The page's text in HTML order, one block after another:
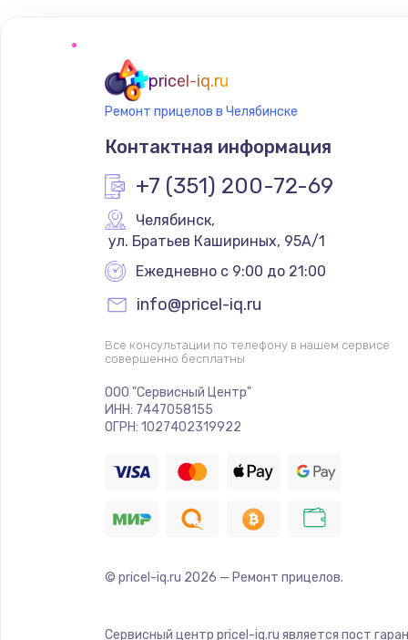
pricel-iq.ru
Ремонт прицелов в Челябинске
Контактная информация
+7 (351) 200-72-69
Челябинск,
ул. Братьев Кашириных, 95А/1
Ежедневно с 9:00 до 21:00
info@pricel-iq.ru
Все консультации по телефону в нашем сервисе
совершенно бесплатны
ООО "Сервисный Центр"
ИНН: 7447058155
ОГРН: 1027402319922
© pricel-iq.ru 2026 — Ремонт прицелов.
Сервисный центр pricel-iq.ru является пост